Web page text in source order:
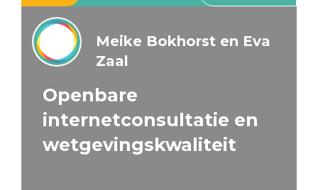
Meike Bokhorst en Eva
Zaal
Openbare
internetconsultatie en
wetgevingskwaliteit